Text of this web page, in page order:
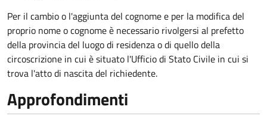
Per il cambio o l'aggiunta del cognome e per la modifica del
proprio nome o cognome è necessario rivolgersi al prefetto
della provincia del luogo di residenza o di quello della
circoscrizione in cui è situato l'Ufficio di Stato Civile in cui si
trova l'atto di nascita del richiedente.
Approfondimenti